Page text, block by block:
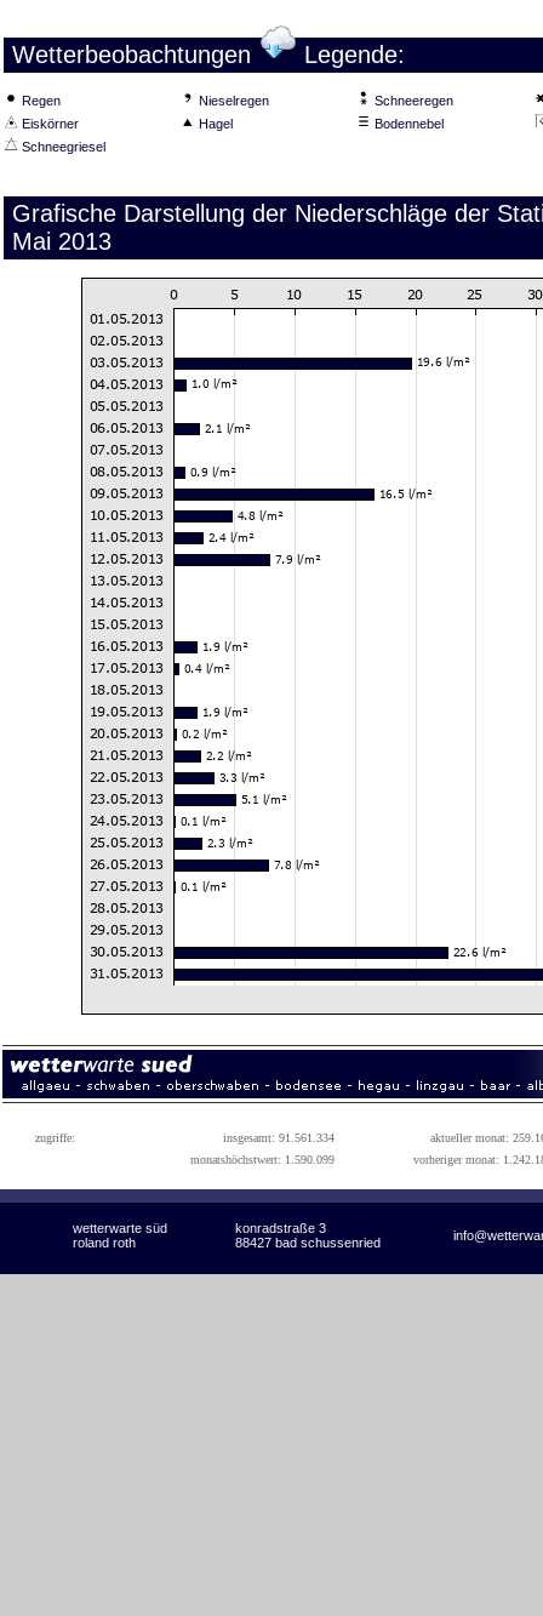
Wetterbeobachtungen Legende:
Regen Nieselregen
Schneeregen
Eiskörner
Hagel
Bodennebel
Schneegriesel
Grafische Darstellung der Niederschläge der
Mai 2013
zugriffe: insgesamt: 91.561.334
aktueller monat:
monatshöchstwert: 1.590.099
vorheriger monat:
wetterwarte süd konradstraße 3
roland roth 88427 bad schussenried